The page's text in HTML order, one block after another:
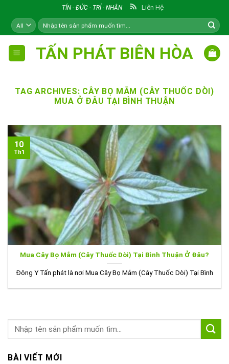
content
TÍN - ĐỨC - TRÍ - NHÂN Liên Hệ
Tìm
kiếm:
TẤN PHÁT BIÊN HÒA
TAG ARCHIVES: CÂY BỌ MẮM (CÂY THUỐC DÒI)
MUA Ở ĐÂU TẠI BÌNH THUẬN
Mua Cây Bọ Mắm (Cây Thuốc Dòi) Tại Bình Thuận Ở Đâu?
Đông Y Tấn phát là nơi Mua Cây Bọ Mắm (Cây Thuốc Dòi) Tại Bình
10
Th1
BÀI VIẾT MỚI